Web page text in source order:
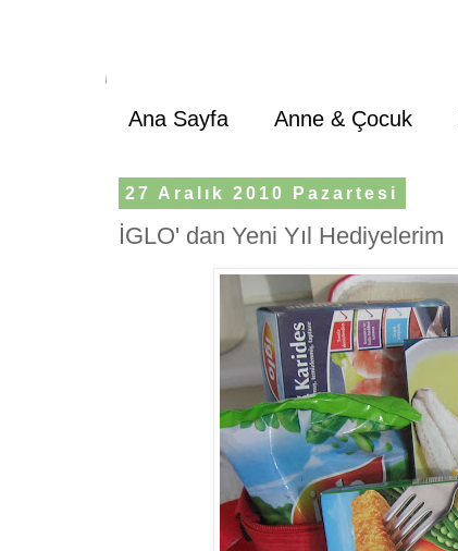
Ana Sayfa Anne & Çocuk
27 Aralık 2010 Pazartesi
İGLO' dan Yeni Yıl Hediyelerim